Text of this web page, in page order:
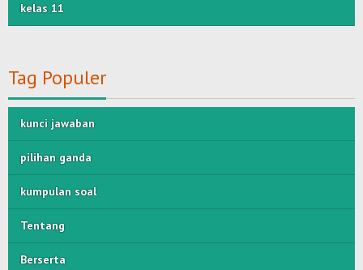
kelas 11
Tag Populer
kunci jawaban
pilihan ganda
kumpulan soal
Tentang
Berserta